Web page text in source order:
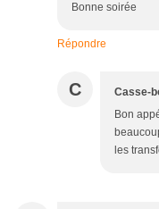
Bonne soirée
Répondre
C Casse-
Bon
les